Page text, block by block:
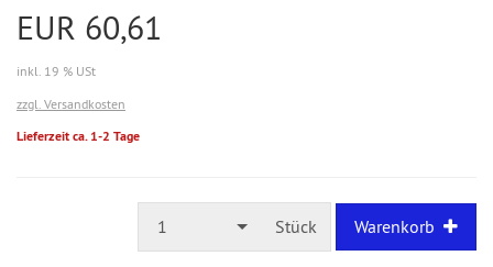
EUR 60,61
inkl. 19 % USt
zzgl. Versandkosten
Lieferzeit ca. 1-2 Tage
1 Stück Warenkorb